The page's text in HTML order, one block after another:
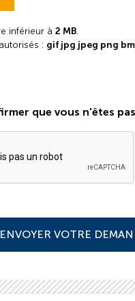
inférieur à 2 MB.
: gif jpg jpeg png
que vous n'êtes